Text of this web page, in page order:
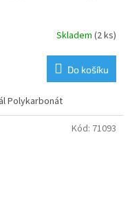
Skladem (2 ks)
Do košíku
Polykarbonát
Kód: 71093